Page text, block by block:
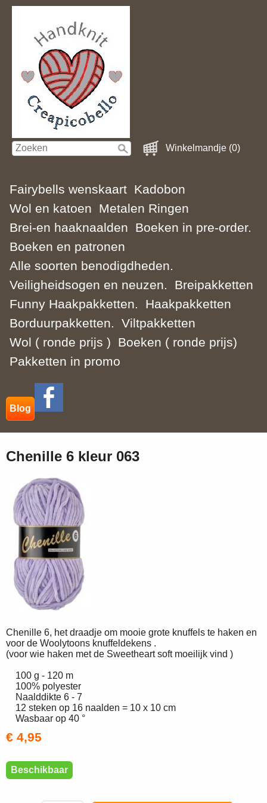
Winkelmandje (0)
Fairybells wenskaart Kadobon
Wol en katoen
Metalen Ringen
Brei-en haaknaalden
Boeken in pre-order.
Boeken en patronen
Alle soorten benodigdheden.
Veiligheidsogen en neuzen.
Breipakketten
Funny Haakpakketten.
Haakpakketten
Borduurpakketten.
Viltpakketten
Wol ( ronde prijs )
Boeken ( ronde prijs)
Pakketten in promo
Blog
Chenille 6 kleur 063
Chenille 6, het draadje om mooie grote knuffels te haken en
voor de Woolytoons knuffeldekens .
(voor wie haken met de Sweetheart soft moeilijk vind )
100 g - 120 m
100% polyester
Naalddikte 6 - 7
12 steken op 16 naalden = 10 x 10 cm
Wasbaar op 40 °
€ 4,95
Beschikbaar